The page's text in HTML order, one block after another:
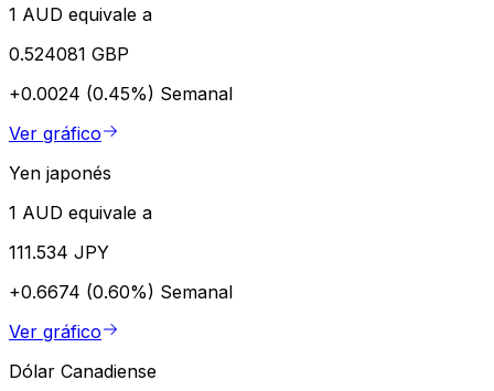
1 AUD equivale a
0.524081 GBP
+0.0024 (0.45%) Semanal
Ver gráfico
Yen japonés
1 AUD equivale a
111.534 JPY
+0.6674 (0.60%) Semanal
Ver gráfico
Dólar Canadiense